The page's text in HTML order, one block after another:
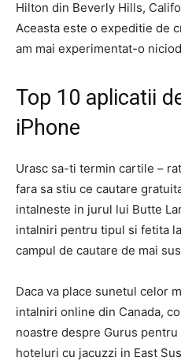
Hilton din Beverly Hills,
Aceasta este o expeditie de
am mai experimentat-o
Top 10 aplicatii
iPhone
Urasc sa-ti termin cartile –
fara sa stiu ce cautare
intalneste in jurul lui Butte
intalniri pentru tipul si fetita
campul de cautare de mai
Daca va place sunetul celor
intalniri online din Canada,
noastre despre Gurus
hoteluri cu jacuzzi in East